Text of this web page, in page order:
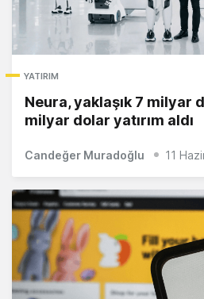
YATIRIM
Neura, yaklaşık 7 milyar
milyar dolar yatırım aldı
Candeğer Muradoğlu 11